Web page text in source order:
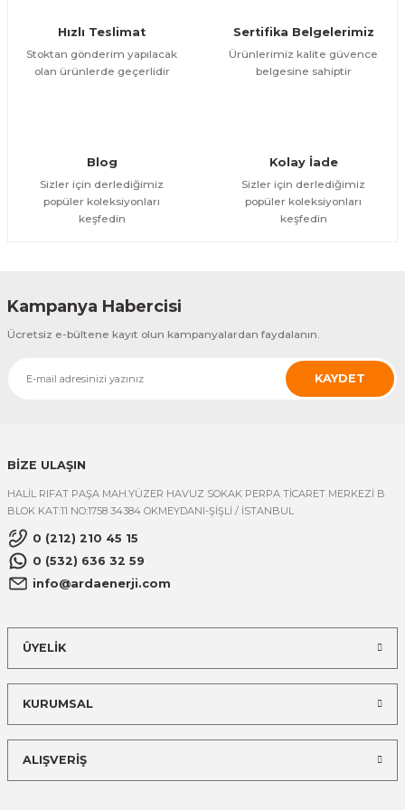
Bu ürüne benzer farklı alternatifler olmalı.
Hızlı Teslimat
Stoktan gönderim yapılacak
olan ürünlerde geçerlidir
Sertifika Belgelerimiz
Ürünlerimiz kalite güvence
belgesine sahiptir
Blog
Sizler için derlediğimiz
popüler koleksiyonları
keşfedin
Kolay İade
Sizler için derlediğimiz
popüler koleksiyonları
keşfedin
Kampanya Habercisi
Ücretsiz e-bültene kayıt olun kampanyalardan faydalanın.
KAYDET
BİZE ULAŞIN
HALİL RIFAT PAŞA MAH.YÜZER HAVUZ SOKAK PERPA TİCARET MERKEZİ B
BLOK KAT:11 NO:1758 34384 OKMEYDANI-ŞİŞLİ / İSTANBUL
0 (212) 210 45 15
0 (532) 636 32 59
info@ardaenerji.com
ÜYELİK
KURUMSAL
ALIŞVERİŞ